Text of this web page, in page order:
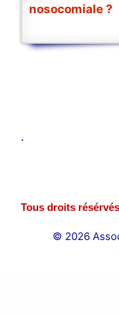
nosocomiale ?
.
Tous droits
© 2026